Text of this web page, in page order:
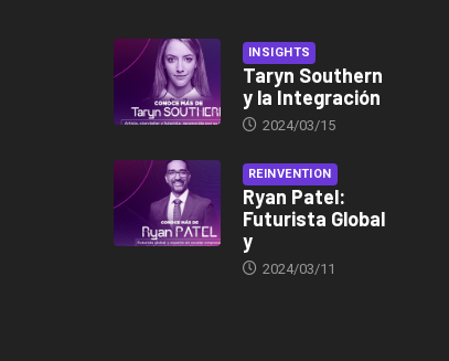
INSIGHTS
Taryn Southern
y la Integración
2024/03/15
REINVENTION
Ryan Patel:
Futurista Global
y
2024/03/11